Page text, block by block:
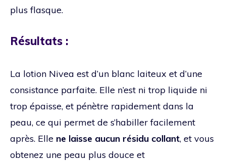
plus flasque.
Résultats :
La lotion Nivea est d’un blanc laiteux et d’une
consistance parfaite. Elle n’est ni trop liquide ni
trop épaisse, et pénètre rapidement dans la
peau, ce qui permet de s’habiller facilement
après. Elle ne laisse aucun résidu collant, et vous
obtenez une peau plus douce et